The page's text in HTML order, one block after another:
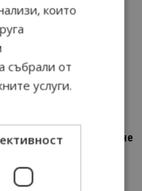
Петрич – Изживяване
които
събрали от
услуги.